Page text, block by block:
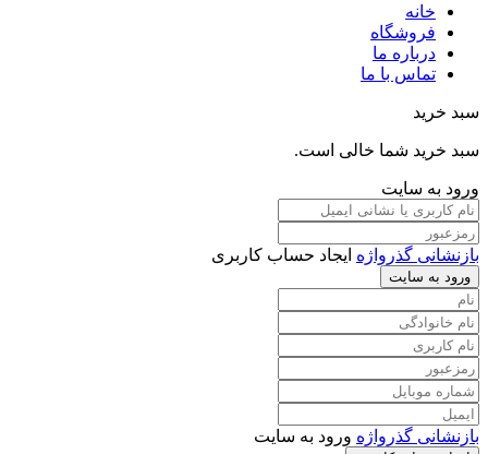
خانه
فروشگاه
درباره ما
تماس با ما
سبد خرید
سبد خرید شما خالی است.
ورود به سایت
بازنشانی گذرواژه ایجاد حساب کاربری
ورود به سایت
بازنشانی گذرواژه ورود به سایت